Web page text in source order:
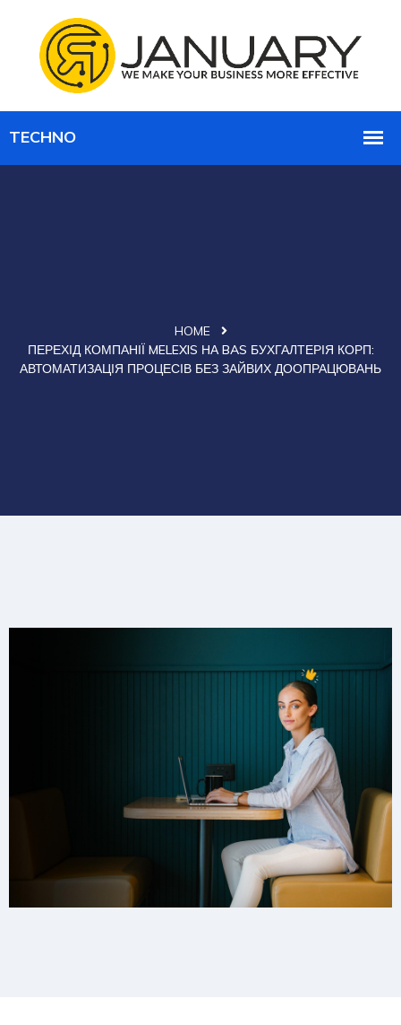
HOME
ПЕРЕХІД КОМПАНІЇ MELEXIS НА BAS БУХГАЛТЕРІЯ КОРП:
АВТОМАТИЗАЦІЯ ПРОЦЕСІВ БЕЗ ЗАЙВИХ ДООПРАЦЮВАНЬ